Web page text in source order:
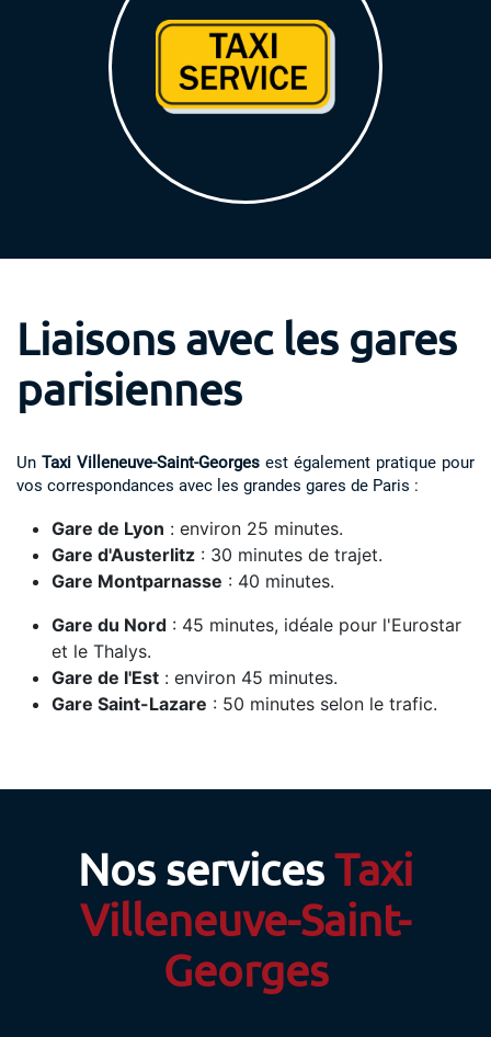
Liaisons avec les gares
parisiennes
Un Taxi Villeneuve-Saint-Georges est également pratique pour
vos correspondances avec les grandes gares de Paris :
Gare de Lyon : environ 25 minutes.
Gare d'Austerlitz : 30 minutes de trajet.
Gare Montparnasse : 40 minutes.
Gare du Nord : 45 minutes, idéale pour l'Eurostar
et le Thalys.
Gare de l'Est : environ 45 minutes.
Gare Saint-Lazare : 50 minutes selon le trafic.
Nos servicesTaxi
Villeneuve-Saint-
Georges